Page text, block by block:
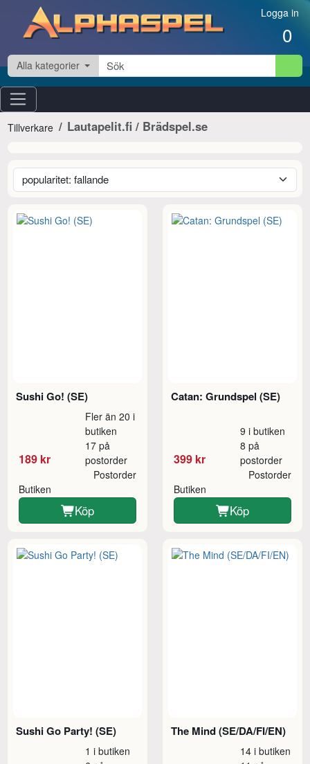
Hoppa till innehåll Logga in
0
Alla kategorier
Tillverkare Lautapelit.fi / Brädspel.se
Sushi Go! (SE)
189 kr
Fler än 20 i
butiken
17 på
postorder
Butiken
Postorder
Köp
Catan: Grundspel (SE)
399 kr
9 i butiken
8 på
postorder
Butiken
Postorder
Köp
Sushi Go Party! (SE)
1 i butiken
The Mind (SE/DA/FI/EN)
14 i butiken